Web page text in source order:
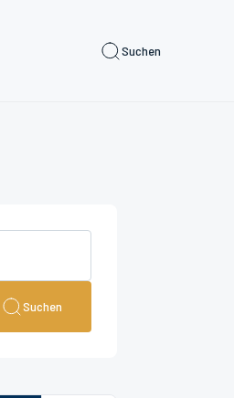
Suchen
Suchen